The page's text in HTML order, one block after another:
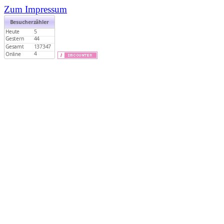
Zum Impressum